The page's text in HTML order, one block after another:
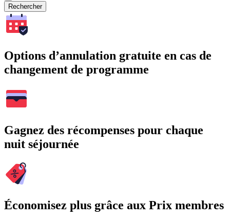
Rechercher
Options d’annulation gratuite en cas de
changement de programme
Gagnez des récompenses pour chaque
nuit séjournée
Économisez plus grâce aux Prix membres